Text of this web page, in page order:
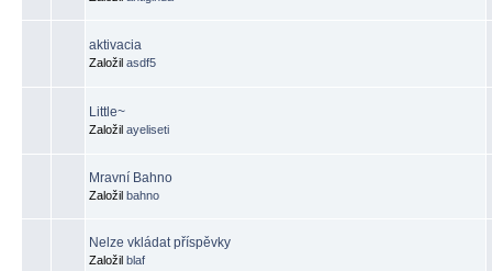
aktivacia
Založil asdf5
Little~
Založil ayeliseti
Mravní Bahno
Založil bahno
Nelze vkládat příspěvky
Založil blaf